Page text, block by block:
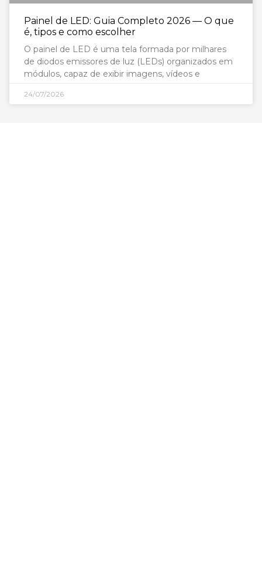
Painel de LED: Guia Completo 2026 — O que
é, tipos e como escolher
O painel de LED é uma tela formada por milhares
de diodos emissores de luz (LEDs) organizados em
módulos, capaz de exibir imagens, vídeos e
24/07/2026